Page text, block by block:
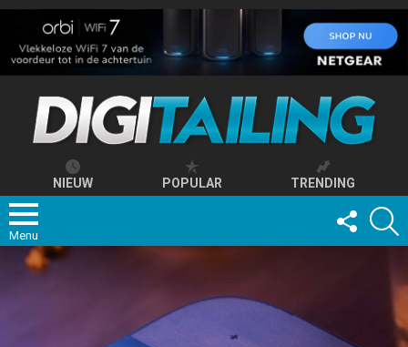
NIEUW POPULAR TRENDING
Menu
FOLLOW
US